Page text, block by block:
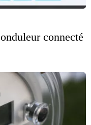
connecté